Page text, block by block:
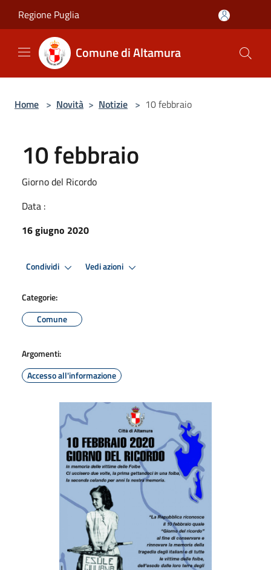
Regione Puglia
Comune di Altamura
Home > Novità > Notizie > 10 febbraio
10 febbraio
Giorno del Ricordo
Data :
16 giugno 2020
Condividi Vedi azioni
Categorie:
Comune
Argomenti:
Accesso all'informazione